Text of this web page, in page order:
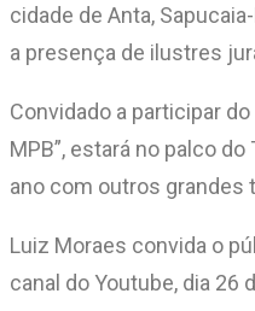
cidade de Anta,
a presença de ilustres
Convidado a participar
MPB”, estará no palco
ano com outros grandes
Luiz Moraes convida o
canal do Youtube, dia 26